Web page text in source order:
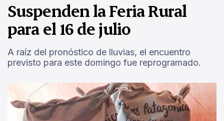
Suspenden la Feria Rural
para el 16 de julio
A raíz del pronóstico de lluvias, el encuentro
previsto para este domingo fue reprogramado.